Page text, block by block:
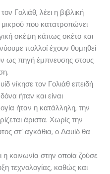
Γολιάθ, λέει η βιβλική
μικρού που κατατροπώνει
σκέψη κάπως σκέτο και
πολλοί έχουν θυμηθεί
ως πηγή έμπνευσης στους
νίκησε τον Γολιάθ επειδή
ήταν και είναι
ήταν η κατάλληλη, την
άριστα. Χωρίς την
στ’ αγκάθια, ο Δαυίδ θα
η κοινωνία στην οποία ζούσε
τεχνολογίας, καθώς και